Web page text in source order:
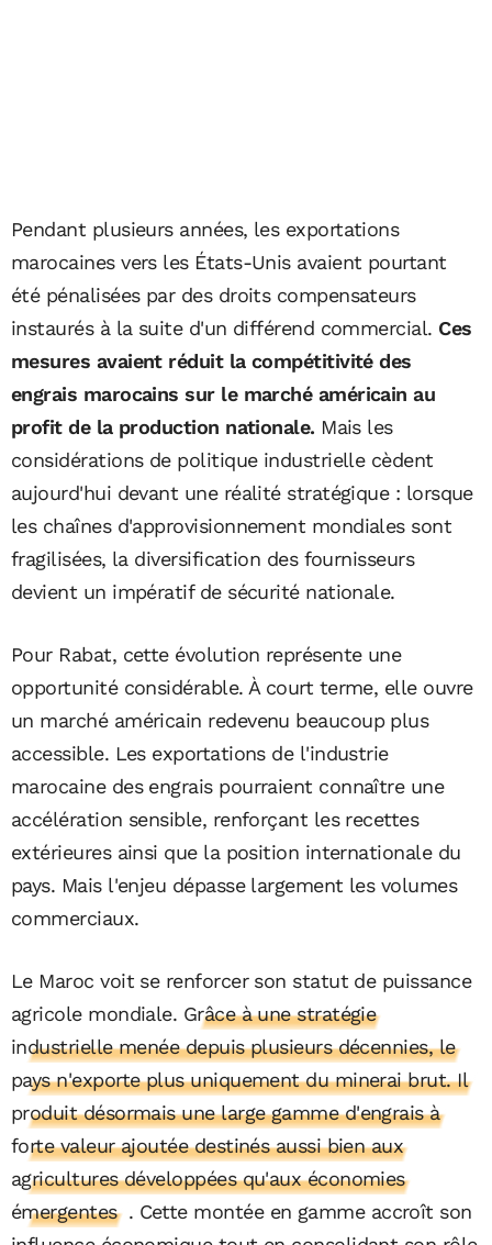
Pendant plusieurs années, les exportations
marocaines vers les États-Unis avaient pourtant
été pénalisées par des droits compensateurs
instaurés à la suite d'un différend commercial. Ces
mesures avaient réduit la compétitivité des
engrais marocains sur le marché américain au
profit de la production nationale. Mais les
considérations de politique industrielle cèdent
aujourd'hui devant une réalité stratégique : lorsque
les chaînes d'approvisionnement mondiales sont
fragilisées, la diversification des fournisseurs
devient un impératif de sécurité nationale.
Pour Rabat, cette évolution représente une
opportunité considérable. À court terme, elle ouvre
un marché américain redevenu beaucoup plus
accessible. Les exportations de l'industrie
marocaine des engrais pourraient connaître une
accélération sensible, renforçant les recettes
extérieures ainsi que la position internationale du
pays. Mais l'enjeu dépasse largement les volumes
commerciaux.
Le Maroc voit se renforcer son statut de puissance
agricole mondiale. Grâce à une stratégie
industrielle menée depuis plusieurs décennies, le
pays n'exporte plus uniquement du minerai brut. Il
produit désormais une large gamme d'engrais à
forte valeur ajoutée destinés aussi bien aux
agricultures développées qu'aux économies
émergentes . Cette montée en gamme accroît son